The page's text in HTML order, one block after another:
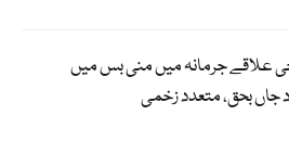
علاقے جرمانہ میں منی بس میں